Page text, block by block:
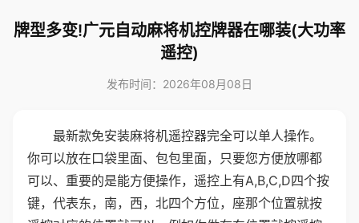
牌型多变!广元自动麻将机控牌器在哪装(大功率
遥控)
发布时间：2026年08月08日
最新款免安装麻将机遥控器完全可以单人操作。
你可以放在口袋里面、包包里面，只要您方便放哪都
可以、重要的是能方便操作，遥控上有A,B,C,D四个按
键，代表东，南，西，北四个方位，座那个位置就按